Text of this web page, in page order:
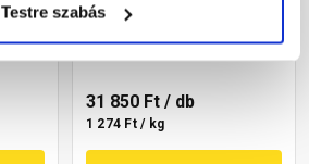
Testre szabásvékonyvakolat,
gördülőszemcsés 2 mm
07-C 25 kg
Gyártói készleten
31 850 Ft / db
1 274 Ft / kg